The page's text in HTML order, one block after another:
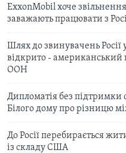
ExxonMobil хоче
заважають працювати з
Шлях до звинувачень Росії
відкрито - американський
ООН
Дипломатія без
Білого дому про різницю
До Росії перебирається
із складу США